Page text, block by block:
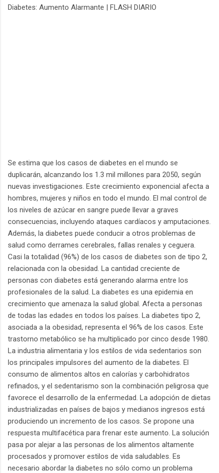
Diabetes: Aumento Alarmante | FLASH DIARIO
Se estima que los casos de diabetes en el mundo se
duplicarán, alcanzando los 1.3 mil millones para 2050, según
nuevas investigaciones. Este crecimiento exponencial afecta a
hombres, mujeres y niños en todo el mundo. El mal control de
los niveles de azúcar en sangre puede llevar a graves
consecuencias, incluyendo ataques cardíacos y amputaciones.
Además, la diabetes puede conducir a otros problemas de
salud como derrames cerebrales, fallas renales y ceguera.
Casi la totalidad (96%) de los casos de diabetes son de tipo 2,
relacionada con la obesidad. La cantidad creciente de
personas con diabetes está generando alarma entre los
profesionales de la salud. La diabetes es una epidemia en
crecimiento que amenaza la salud global. Afecta a personas
de todas las edades en todos los países. La diabetes tipo 2,
asociada a la obesidad, representa el 96% de los casos. Este
trastorno metabólico se ha multiplicado por cinco desde 1980.
La industria alimentaria y los estilos de vida sedentarios son
los principales impulsores del aumento de la diabetes. El
consumo de alimentos altos en calorías y carbohidratos
refinados, y el sedentarismo son la combinación peligrosa que
favorece el desarrollo de la enfermedad. La adopción de dietas
industrializadas en países de bajos y medianos ingresos está
produciendo un incremento de los casos. Se propone una
respuesta multifacética para frenar este aumento. La solución
pasa por alejar a las personas de los alimentos altamente
procesados y promover estilos de vida saludables. Es
necesario abordar la diabetes no sólo como un problema